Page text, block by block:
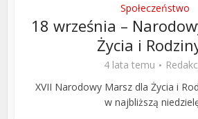
Społeczeństwo
18 września –
Życia i
4 lata temu
XVII Narodowy Marsz dla Życia i
w najbliższą